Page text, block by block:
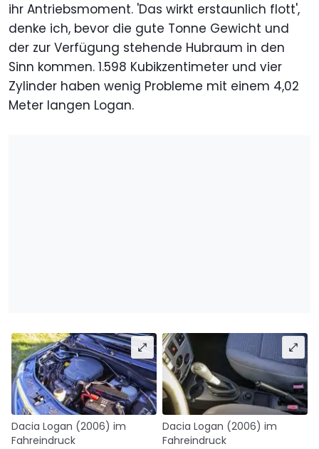
ihr Antriebsmoment. 'Das wirkt erstaunlich flott',
denke ich, bevor die gute Tonne Gewicht und
der zur Verfügung stehende Hubraum in den
Sinn kommen. 1.598 Kubikzentimeter und vier
Zylinder haben wenig Probleme mit einem 4,02
Meter langen Logan.
Dacia Logan (2006) im
Fahreindruck
Dacia Logan (2006) im
Fahreindruck